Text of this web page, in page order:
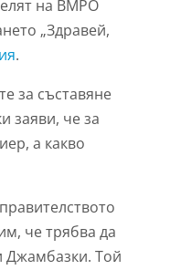
на ВМРО
„Здравей,
.
за съставяне
заяви, че за
а какво
че трябва да
Джамбазки. Той